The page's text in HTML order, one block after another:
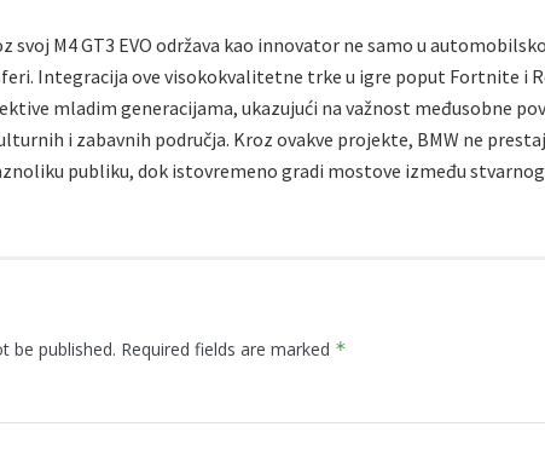
svoj M4 GT3 EVO održava kao innovator ne samo u
Integracija ove visokokvalitetne trke u igre poput Fortnite i
mladim generacijama, ukazujući na važnost međusobne
i zabavnih područja. Kroz ovakve projekte, BMW ne
publiku, dok istovremeno gradi mostove između
be published. Required fields are marked *